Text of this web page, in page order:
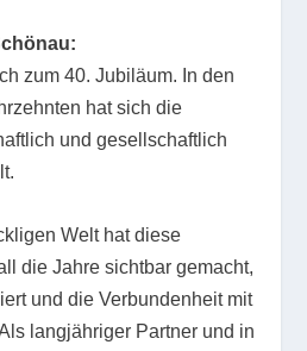
zum 40. Jubiläum. In den
hat sich die
und gesellschaftlich
Welt hat diese
die Jahre sichtbar gemacht,
und die Verbundenheit mit
langjähriger Partner und in